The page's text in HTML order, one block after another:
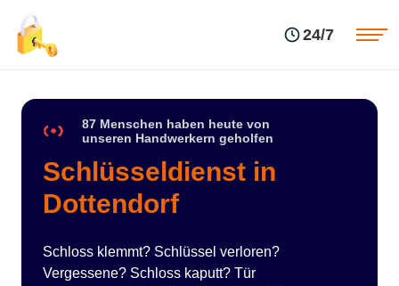
24/7
87 Menschen haben heute von
unseren Handwerkern geholfen
Schlüsseldienst in
Dottendorf
Schloss klemmt? Schlüssel verloren?
Vergessene? Schloss kaputt? Tür